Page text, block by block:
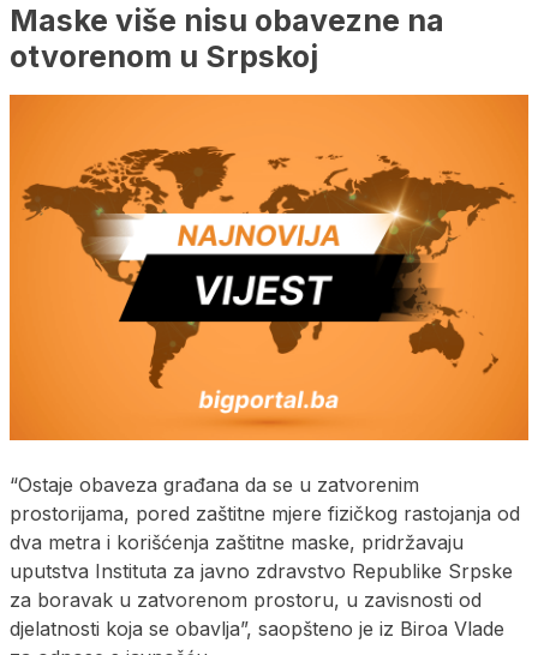
Maske više nisu obavezne na
otvorenom u Srpskoj
“Ostaje obaveza građana da se u zatvorenim
prostorijama, pored zaštitne mjere fizičkog rastojanja od
dva metra i korišćenja zaštitne maske, pridržavaju
uputstva Instituta za javno zdravstvo Republike Srpske
za boravak u zatvorenom prostoru, u zavisnosti od
djelatnosti koja se obavlja”, saopšteno je iz Biroa Vlade